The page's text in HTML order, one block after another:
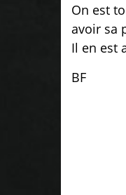
On est
avoir sa
Il en est
BF